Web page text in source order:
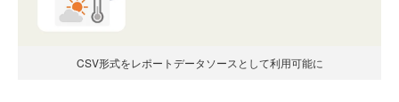
CSV形式をレポートデータソースとして利用可能に